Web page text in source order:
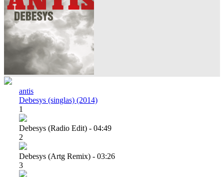
antis
Debesys (singlas) (2014)
1
Debesys (radio Edit) - 04:49
2
Debesys (artg Remix) - 03:26
3